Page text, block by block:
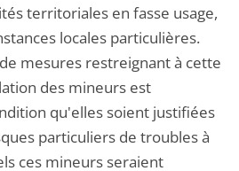
territoriales en fasse usage,
locales particulières.
mesures restreignant à cette
des mineurs est
qu'elles soient justifiées
particuliers de troubles à
ces mineurs seraient